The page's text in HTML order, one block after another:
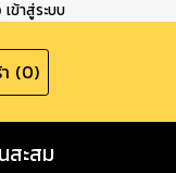
เข้าสู่ระบบ
(0)
สะสม